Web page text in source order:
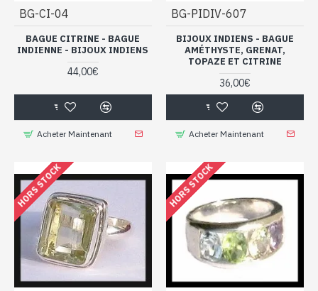
BG-CI-04
BAGUE CITRINE - BAGUE
INDIENNE - BIJOUX INDIENS
44,00€
Acheter Maintenant
BG-PIDIV-607
BIJOUX INDIENS - BAGUE
AMÉTHYSTE, GRENAT,
TOPAZE ET CITRINE
36,00€
Acheter Maintenant
HORS STOCK HORS STOCK